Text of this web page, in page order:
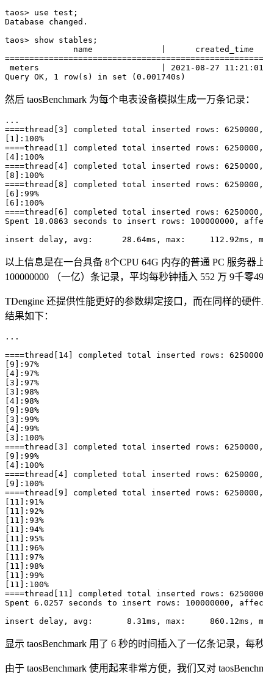
taos> use test;
Database changed.
taos> show stables;
name              |      created_time
meters                         | 2021-08-27
Query OK, 1 row(s) in set (0.001740s)
然后 taosBenchmark 为每个电表设备模拟生成一万条记录：
...
====thread[3] completed total inserted rows:
[1]:100%
====thread[1] completed total inserted rows:
[4]:100%
====thread[4] completed total inserted rows:
[8]:100%
====thread[8] completed total inserted rows:
[6]:99%
[6]:100%
====thread[6] completed total inserted rows:
Spent 18.0863 seconds to insert rows: 100000000,
insert delay, avg:      28.64ms, max:     112.92ms,
以上信息是在一台具备 8个CPU 64G 内存的普通 PC 服务器
100000000 （一亿）条记录，平均每秒钟插入 552 万 9千零49
TDengine 还提供性能更好的参数绑定接口，而在同样的硬
结果如下：
...
====thread[14] completed total inserted rows:
[9]:97%
[4]:97%
[3]:97%
[3]:98%
[4]:98%
[9]:98%
[3]:99%
[4]:99%
[3]:100%
====thread[3] completed total inserted rows:
[9]:99%
[4]:100%
====thread[4] completed total inserted rows:
[9]:100%
====thread[9] completed total inserted rows:
[11]:91%
[11]:92%
[11]:93%
[11]:94%
[11]:95%
[11]:96%
[11]:97%
[11]:98%
[11]:99%
[11]:100%
====thread[11] completed total inserted rows:
Spent 6.0257 seconds to insert rows: 100000000,
insert delay, avg:       8.31ms, max:     860.12ms,
显示 taosBenchmark 用了 6 秒的时间插入了一亿条记录，每
由于 taosBenchmark 使用起来非常方便，我们又对